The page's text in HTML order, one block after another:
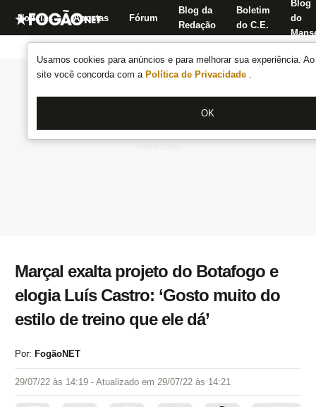
Usamos cookies para anúncios e para melhorar sua experiência.
site você concorda com a Política de Privacidade .
OK
Notícias Apostas Fórum
Blog da
Redação
Boletim
do C.E.
Blog
do
Marçal exalta projeto do Botafogo e
elogia Luís Castro: ‘Gosto muito do
estilo de treino que ele dá’
Por: FogãoNET
29/07/22 às 14:19 - Atualizado em 29/07/22 às 14:21